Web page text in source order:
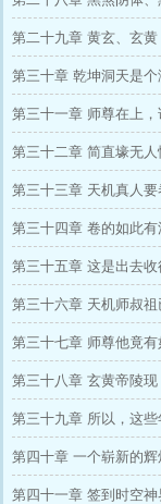
第二十九章 黄玄、玄黄
第三十章 乾坤洞天是个
第三十一章 师尊在上
第三十二章 简直壕无人
第三十三章 天机真人要
第三十四章 卷的如此
第三十五章 这是出去收
第三十六章 天机师叔
第三十七章 师尊他竟有
第三十八章 玄黄帝陵
第三十九章 所以，这
第四十章 一个崭新的
第四十一章 签到时空